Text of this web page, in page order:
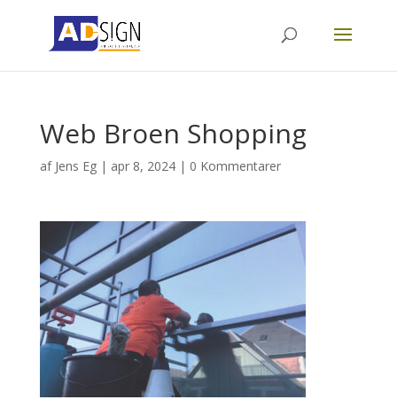
Web Broen Shopping
af Jens Eg| apr 8, 2024| 0 Kommentarer